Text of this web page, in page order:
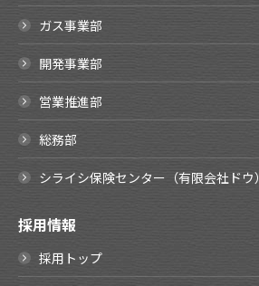
ガス事業部
開発事業部
営業推進部
総務部
シライシ保険センター（有限会社ドウ）
採用情報
採用トップ